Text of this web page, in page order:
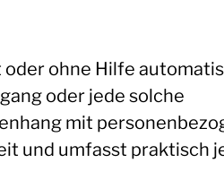
oder ohne Hilfe
oder jede solche
mit
und umfasst praktisch